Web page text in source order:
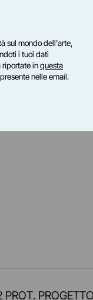
sul mondo dell'arte,
i tuoi dati
riportate inquesta
nelle email.